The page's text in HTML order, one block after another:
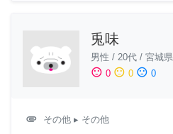
兎味
男性 / 20代 / 宮城県
sentiment_satisfied 0 sentiment_neutral 0 sentiment_dissatisfied 0
attachment その他 ▸ その他